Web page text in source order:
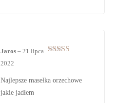
Jaros – 21 lipca
2022
Najlepsze masełka orzechowe
jakie jadłem